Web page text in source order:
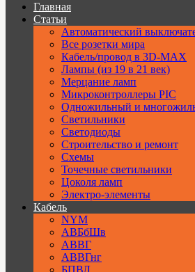
Главная
Статьи
Автоматический
Все розетки мира
Кабель/провод в 3D-MAX
Лампы (из 19 в 21 век)
Мерцание ламп
Микроконтроллеры PIC
Одножильный и
Светильники
Светодиоды
Строительство и ремонт
Схемы
Точечные светильники
Цоколя ламп
Электро-элементы
Кабель
NYM
АВБбШв
АВВГ
АВВГнг
БПВЛ